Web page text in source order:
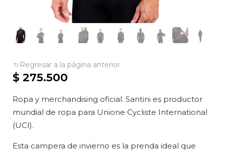
Regresar a la página anterior
$ 275.500
Ropa y merchandising oficial. Santini es productor
mundial de ropa para Unione Cycliste International
(UCI).
Esta campera de invierno es la prenda ideal que